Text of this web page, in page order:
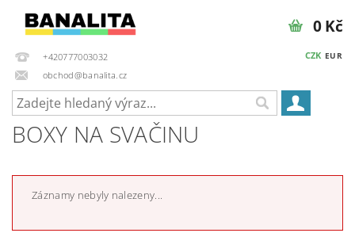
+420777003032
obchod@banalita.cz
CZK EUR
0 Kč
BOXY NA SVAČINU
Záznamy nebyly nalezeny...